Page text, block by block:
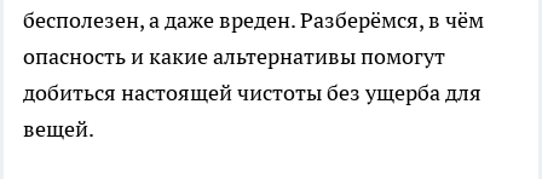
бесполезен, а даже вреден. Разберёмся, в чём
опасность и какие альтернативы помогут
добиться настоящей чистоты без ущерба для
вещей.